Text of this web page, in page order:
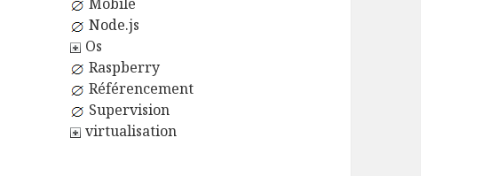
Node.js
Os
Raspberry
Référencement
Supervision
virtualisation